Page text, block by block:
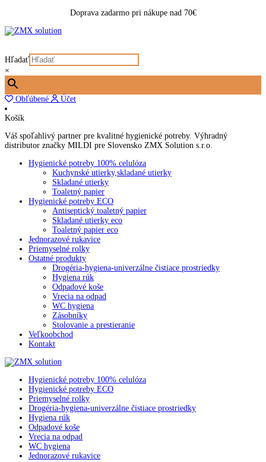
Doprava zadarmo pri nákupe nad 70€
Hľadať
×
Obľúbené Účet
Košík
Váš spoľahlivý partner pre kvalitné hygienické potreby. Výhradný
distributor značky MILDI pre Slovensko ZMX Solution s.r.o.
Hygienické potreby 100% celulóza
Kuchynské utierky,skladané utierky
Skladané utierky
Toaletný papier
Hygienické potreby ECO
Antiseptický toaletný papier
Skladané utierky eco
Toaletný papier eco
Jednorazové rukavice
Priemyselné rolky
Ostatné produkty
Drogéria-hygiena-univerzálne čistiace prostriedky
Hygiena rúk
Odpadové koše
Vrecia na odpad
WC hygiena
Zásobníky
Stolovanie a prestieranie
Veľkoobchod
Kontakt
Hygienické potreby 100% celulóza
Hygienické potreby ECO
Priemyselné rolky
Drogéria-hygiena-univerzálne čistiace prostriedky
Hygiena rúk
Odpadové koše
Vrecia na odpad
WC hygiena
Jednorazové rukavice